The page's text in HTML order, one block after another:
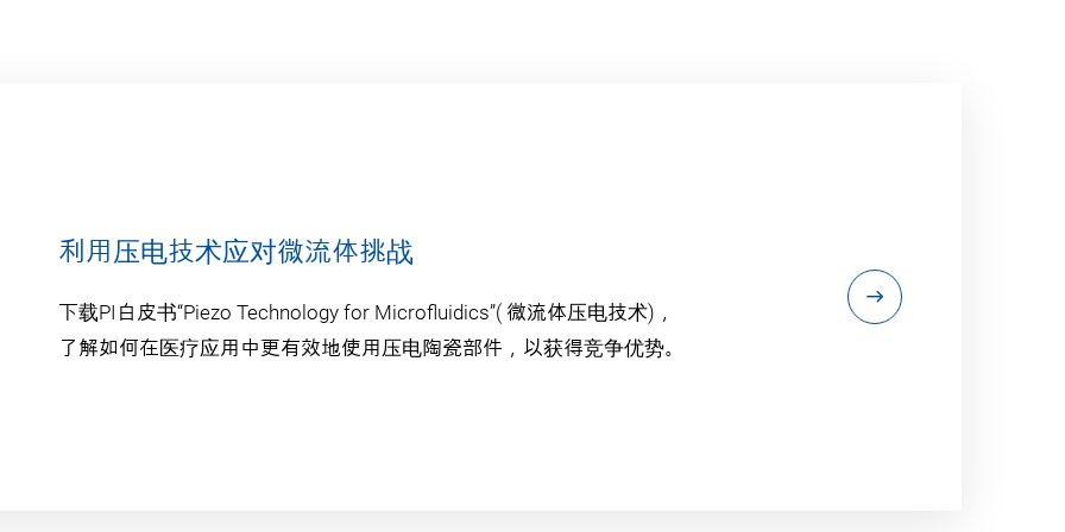
利用压电技术应对微流体挑战
下载PI白皮书“Piezo Technology for Microfluidics”( 微流体压电技术)，
了解如何在医疗应用中更有效地使用压电陶瓷部件，以获得竞争优势。